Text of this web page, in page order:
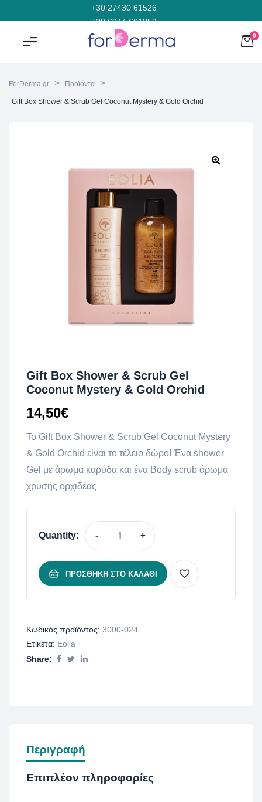
+30 27430 61526
+30 6944 661353
0
ForDerma.gr > Προϊόντα >
Gift Box Shower & Scrub Gel Coconut Mystery & Gold Orchid
Gift Box Shower & Scrub Gel
Coconut Mystery & Gold Orchid
14,50€
To Gift Box Shower & Scrub Gel Coconut Mystery
& Gold Orchid είναι το τέλειο δώρο! Ένα shower
Gel με άρωμα καρύδα και ένα Body scrub άρωμα
χρυσής ορχιδέας
Quantity: - +
ΠΡΟΣΘΉΚΗ ΣΤΟ ΚΑΛΆΘΙ
Κωδικός προϊόντος: 3000-024
Ετικέτα: Eolia
Share:
Περιγραφή
Επιπλέον πληροφορίες